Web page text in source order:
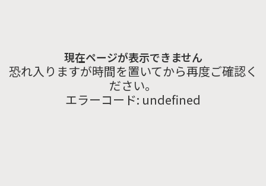
現在ページが表示できません
恐れ入りますが時間を置いてから再度ご確認く
ださい。
エラーコード: undefined